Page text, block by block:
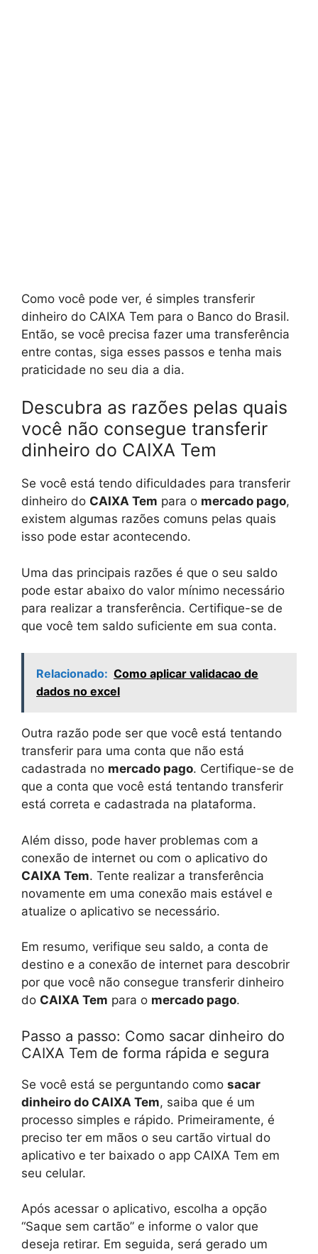
Como você pode ver, é simples transferir
dinheiro do CAIXA Tem para o Banco do Brasil.
Então, se você precisa fazer uma transferência
entre contas, siga esses passos e tenha mais
praticidade no seu dia a dia.
Descubra as razões pelas quais
você não consegue transferir
dinheiro do CAIXA Tem
Se você está tendo dificuldades para transferir
dinheiro do CAIXA Tem para o mercado pago,
existem algumas razões comuns pelas quais
isso pode estar acontecendo.
Uma das principais razões é que o seu saldo
pode estar abaixo do valor mínimo necessário
para realizar a transferência. Certifique-se de
que você tem saldo suficiente em sua conta.
Relacionado: Como aplicar validacao de
dados no excel
Outra razão pode ser que você está tentando
transferir para uma conta que não está
cadastrada no mercado pago. Certifique-se de
que a conta que você está tentando transferir
está correta e cadastrada na plataforma.
Além disso, pode haver problemas com a
conexão de internet ou com o aplicativo do
CAIXA Tem. Tente realizar a transferência
novamente em uma conexão mais estável e
atualize o aplicativo se necessário.
Em resumo, verifique seu saldo, a conta de
destino e a conexão de internet para descobrir
por que você não consegue transferir dinheiro
do CAIXA Tem para o mercado pago.
Passo a passo: Como sacar dinheiro do
CAIXA Tem de forma rápida e segura
Se você está se perguntando como sacar
dinheiro do CAIXA Tem, saiba que é um
processo simples e rápido. Primeiramente, é
preciso ter em mãos o seu cartão virtual do
aplicativo e ter baixado o app CAIXA Tem em
seu celular.
Após acessar o aplicativo, escolha a opção
“Saque sem cartão” e informe o valor que
deseja retirar. Em seguida, será gerado um